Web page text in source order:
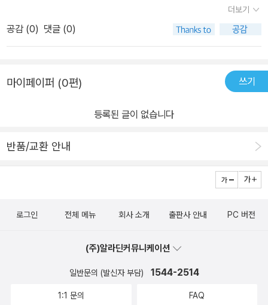
은 개인적으로 맘에 와닿지는 않는다. 다만 내가 높이 사고 싶은 것은
시인의 관찰과 관찰에서 나오는 언어적 감수성이다. 전체적으로 우울
한 소재의 사용이 많지만 그 중심은 결코 우울하지 않은 밝은 나라에
싶다.
더보기
공감 (0) 댓글 (0)
마이페이퍼 (0편) 쓰기
등록된 글이 없습니다
반품/교환 안내
로그인 전체 메뉴 회사 소개 출판사 안내 PC 버전
(주)알라딘커뮤니케이션
일반문의 (발신자 부담) 1544-2514
1:1 문의 FAQ